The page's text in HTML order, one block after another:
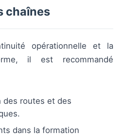
chaînes
opérationnelle et la
il est recommandé
des routes et des
dans la formation